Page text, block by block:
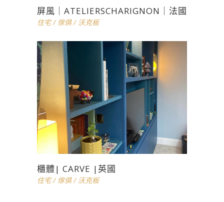
屏風｜ATELIERSCHARIGNON｜法國
住宅/ 傢俱/ 沃克板
櫃體| CARVE |英國
住宅/ 傢俱/ 沃克板